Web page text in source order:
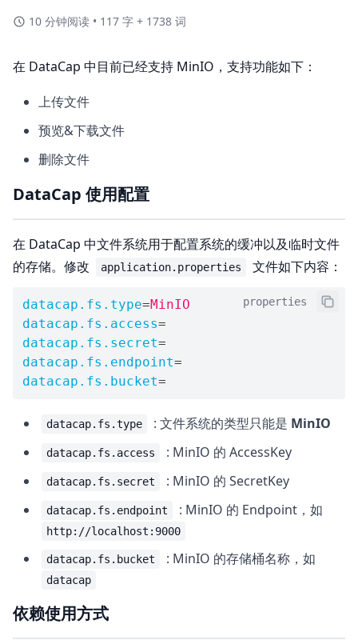
10 分钟阅读 • 117 字 + 1738 词
在 DataCap 中目前已经支持 MinIO，支持功能如下：
上传文件
预览&下载文件
删除文件
DataCap 使用配置
在 DataCap 中文件系统用于配置系统的缓冲以及临时文件
的存储。修改
application.properties 文件如下内容：
properties
datacap.fs.type=MinIO
datacap.fs.access=
datacap.fs.secret=
datacap.fs.endpoint=
datacap.fs.bucket=
datacap.fs.type : 文件系统的类型只能是 MinIO
datacap.fs.access : MinIO 的 AccessKey
datacap.fs.secret : MinIO 的 SecretKey
datacap.fs.endpoint : MinIO 的 Endpoint，如
http://localhost:9000
datacap.fs.bucket : MinIO 的存储桶名称，如
datacap
依赖使用方式